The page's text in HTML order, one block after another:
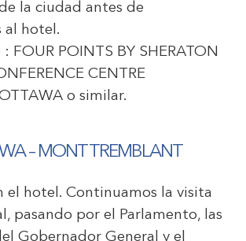
la ciudad antes de
al hotel.
: FOUR POINTS BY SHERATON
CENTRE
o similar.
– MONT TREMBLANT
el hotel. Continuamos la visita
pasando por el Parlamento, las
Gobernador General y el